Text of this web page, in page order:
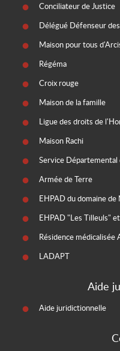
Conciliateur de Justice
Délégué Défenseur
Maison pour tous
Régéma
Croix rouge
Maison de la famille
Ligue des droits de
Maison Rachi
Service Départemental
Armée de Terre
EHPAD du domaine de
EHPAD "Les Tilleuls"
Résidence médicalisée
LADAPT
Aide
Aide juridictionnelle